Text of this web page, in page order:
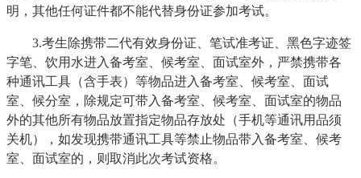
明，其他任何证件都不能代替身份证参加考试。
3.考生除携带二代有效身份证、笔试准考证、黑色字迹签
字笔、饮用水进入备考室、候考室、面试室外，严禁携带各
种通讯工具（含手表）等物品进入备考室、候考室、面试
室、候分室，除规定可带入备考室、候考室、面试室的物品
外的其他所有物品放置指定物品存放处（手机等通讯用品须
关机），如发现携带通讯工具等禁止物品带入备考室、候考
室、面试室的，则取消此次考试资格。